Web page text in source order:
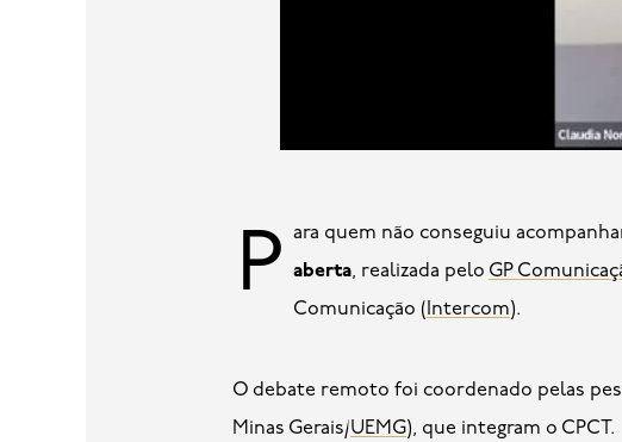
Para quem não conseguiu
aberta, realizada pelo GP
Comunicação (Intercom).
O debate remoto foi coordenado pelas
Minas Gerais/UEMG), que integram o CPCT.